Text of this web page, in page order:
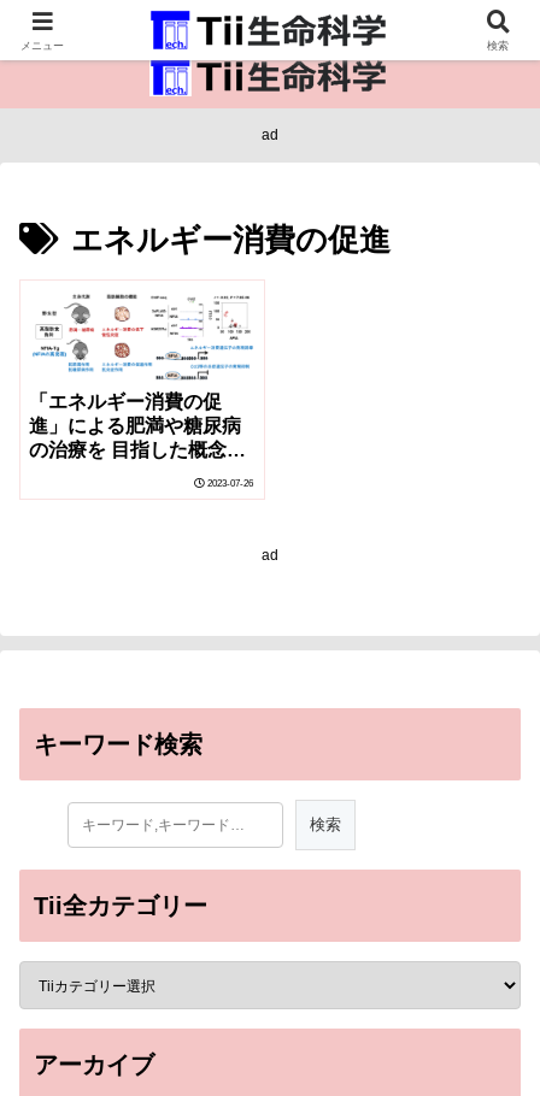
医療保健・生命・生物の情報インフラ。
ad
エネルギー消費の促進
「エネルギー消費の促
進」による肥満や糖尿病
の治療を 目指した概念実
証研究～褐色脂肪細胞の
鍵因子 NFIA はエネルギ
2023-07-26
ad
キーワード検索
Tii全カテゴリー
アーカイブ
メニュー 検索